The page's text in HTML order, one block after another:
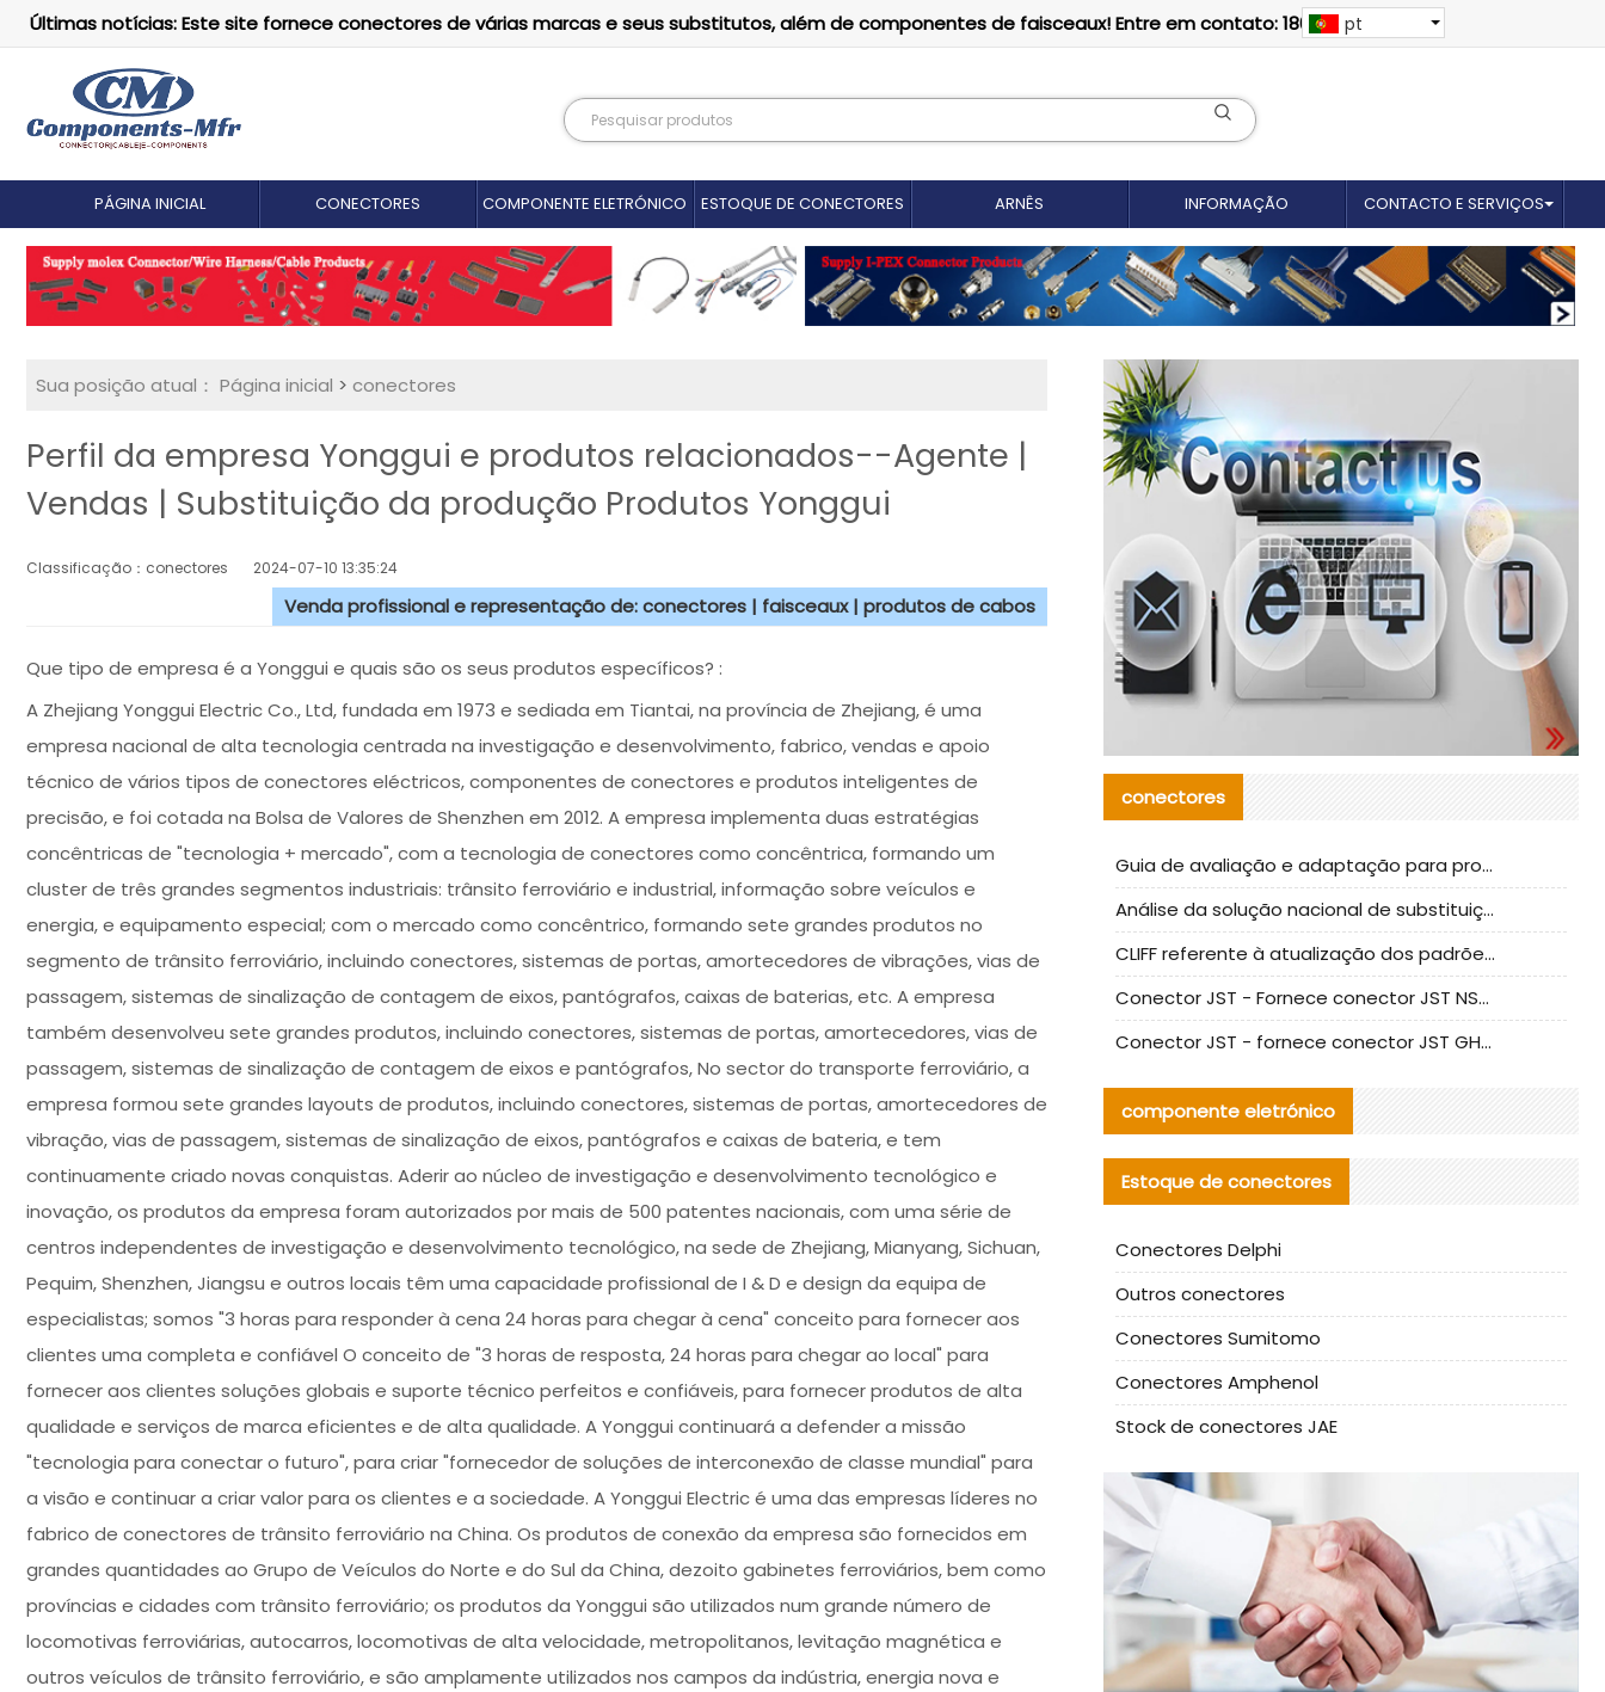
Últimas notícias: Este site fornece conectores de várias marcas e seus substitutos, além de componentes de faisceaux! Entre em contato: 18012695035
pt
PÁGINA INICIAL CONECTORES COMPONENTE ELETRÓNICO ESTOQUE DE CONECTORES ARNÊS INFORMAÇÃO CONTACTO E SERVIÇOS
Sua posição atual： Página inicial > conectores
Perfil da empresa Yonggui e produtos relacionados--Agente |
Vendas | Substituição da produção Produtos Yonggui
Classificação：conectores 2024-07-10 13:35:24
Venda profissional e representação de: conectores | faisceaux | produtos de cabos
Que tipo de empresa é a Yonggui e quais são os seus produtos específicos? :
A Zhejiang Yonggui Electric Co., Ltd, fundada em 1973 e sediada em Tiantai, na província de Zhejiang, é uma
empresa nacional de alta tecnologia centrada na investigação e desenvolvimento, fabrico, vendas e apoio
técnico de vários tipos de conectores eléctricos, componentes de conectores e produtos inteligentes de
precisão, e foi cotada na Bolsa de Valores de Shenzhen em 2012. A empresa implementa duas estratégias
concêntricas de "tecnologia + mercado", com a tecnologia de conectores como concêntrica, formando um
cluster de três grandes segmentos industriais: trânsito ferroviário e industrial, informação sobre veículos e
energia, e equipamento especial; com o mercado como concêntrico, formando sete grandes produtos no
segmento de trânsito ferroviário, incluindo conectores, sistemas de portas, amortecedores de vibrações, vias de
passagem, sistemas de sinalização de contagem de eixos, pantógrafos, caixas de baterias, etc. A empresa
também desenvolveu sete grandes produtos, incluindo conectores, sistemas de portas, amortecedores, vias de
passagem, sistemas de sinalização de contagem de eixos e pantógrafos, No sector do transporte ferroviário, a
empresa formou sete grandes layouts de produtos, incluindo conectores, sistemas de portas, amortecedores de
vibração, vias de passagem, sistemas de sinalização de eixos, pantógrafos e caixas de bateria, e tem
continuamente criado novas conquistas. Aderir ao núcleo de investigação e desenvolvimento tecnológico e
inovação, os produtos da empresa foram autorizados por mais de 500 patentes nacionais, com uma série de
centros independentes de investigação e desenvolvimento tecnológico, na sede de Zhejiang, Mianyang, Sichuan,
Pequim, Shenzhen, Jiangsu e outros locais têm uma capacidade profissional de I & D e design da equipa de
especialistas; somos "3 horas para responder à cena 24 horas para chegar à cena" conceito para fornecer aos
clientes uma completa e confiável O conceito de "3 horas de resposta, 24 horas para chegar ao local" para
fornecer aos clientes soluções globais e suporte técnico perfeitos e confiáveis, para fornecer produtos de alta
qualidade e serviços de marca eficientes e de alta qualidade. A Yonggui continuará a defender a missão
"tecnologia para conectar o futuro", para criar "fornecedor de soluções de interconexão de classe mundial" para
a visão e continuar a criar valor para os clientes e a sociedade. A Yonggui Electric é uma das empresas líderes no
fabrico de conectores de trânsito ferroviário na China. Os produtos de conexão da empresa são fornecidos em
grandes quantidades ao Grupo de Veículos do Norte e do Sul da China, dezoito gabinetes ferroviários, bem como
províncias e cidades com trânsito ferroviário; os produtos da Yonggui são utilizados num grande número de
locomotivas ferroviárias, autocarros, locomotivas de alta velocidade, metropolitanos, levitação magnética e
outros veículos de trânsito ferroviário, e são amplamente utilizados nos campos da indústria, energia nova e
conectores
Guia de avaliação e adaptação para produção em massa de componentes de cabos nacionais CNC Tech
Análise da solução nacional de substituição da linha de alta frequência I-PEX
CLIFF referente à atualização dos padrões de teste de conectores nacionais
Conector JST - Fornece conector JST NSHR-02V-S original | substituto
Conector JST - fornece conector JST GHR-09V-S autêntico | substituto
componente eletrónico
Estoque de conectores
Conectores Delphi
Outros conectores
Conectores Sumitomo
Conectores Amphenol
Stock de conectores JAE